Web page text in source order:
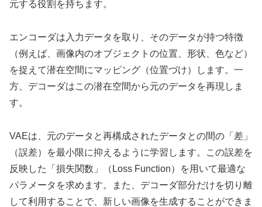
元する役割を持ちます。
エンコーダは入力データを取り、そのデータが持つ特徴
（例えば、画像内のオブジェクトの位置、形状、色など）
を捉えて潜在空間にマッピング（位置づけ）します。一
方、デコーダはこの潜在空間から元のデータを再現しま
す。
VAEは、元のデータと再構成されたデータとの間の「差」
（誤差）を最小限に抑えるように学習します。この誤差を
反映した「損失関数」（Loss Function）を用いて最適な
パラメータを求めます。また、デコーダ部分だけを切り離
して利用することで、新しい画像を生成することができま